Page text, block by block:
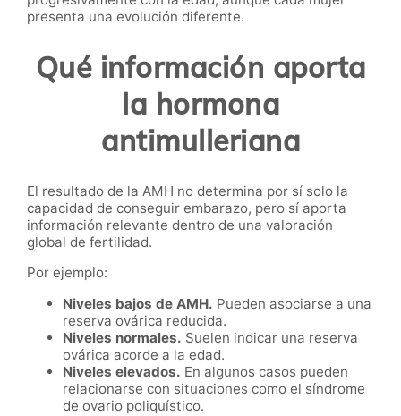
presenta una evolución diferente.
Qué información aporta
la hormona
antimulleriana
El resultado de la AMH no determina por sí solo la
capacidad de conseguir embarazo, pero sí aporta
información relevante dentro de una valoración
global de fertilidad.
Por ejemplo:
Niveles bajos de AMH. Pueden asociarse a una
reserva ovárica reducida.
Niveles normales. Suelen indicar una reserva
ovárica acorde a la edad.
Niveles elevados. En algunos casos pueden
relacionarse con situaciones como el síndrome
de ovario poliquístico.